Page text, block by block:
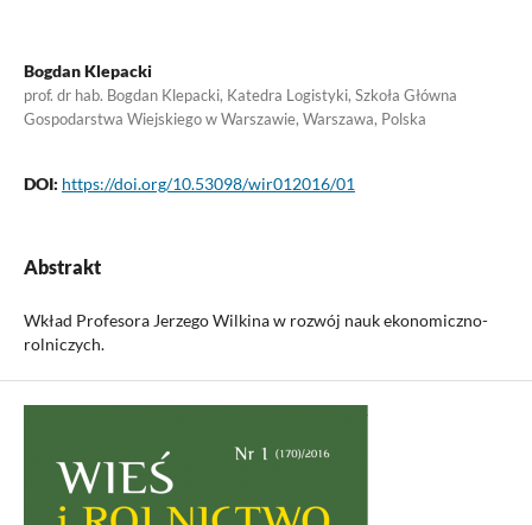
Bogdan Klepacki
prof. dr hab. Bogdan Klepacki, Katedra Logistyki, Szkoła Główna
Gospodarstwa Wiejskiego w Warszawie, Warszawa, Polska
DOI: https://doi.org/10.53098/wir012016/01
Abstrakt
Wkład Profesora Jerzego Wilkina w rozwój nauk ekonomiczno-
rolniczych.